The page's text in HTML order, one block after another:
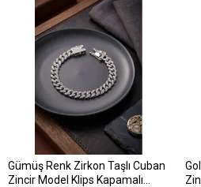
Gümüş Renk Zirkon Taşlı Cuban
Zincir Model Klips Kapamalı